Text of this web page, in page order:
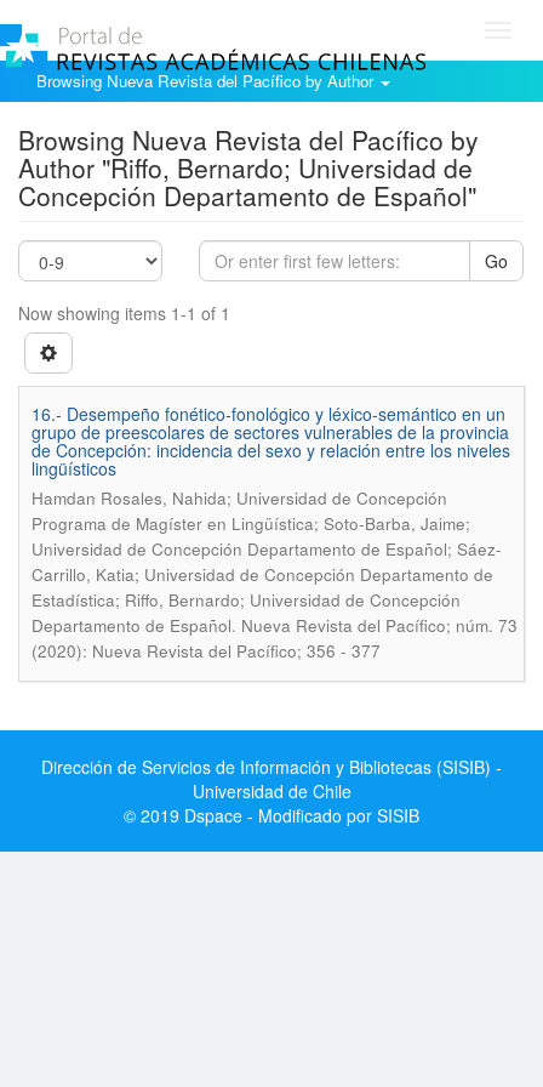
Browsing Nueva Revista del Pacífico by Author
Browsing Nueva Revista del Pacífico by
Author "Riffo, Bernardo; Universidad de
Concepción Departamento de Español"
Go
Now showing items 1-1 of 1
16.- Desempeño fonético-fonológico y léxico-semántico en un
grupo de preescolares de sectores vulnerables de la provincia
de Concepción: incidencia del sexo y relación entre los niveles
lingüísticos
Hamdan Rosales, Nahida; Universidad de Concepción
Programa de Magíster en Lingüística; Soto-Barba, Jaime;
Universidad de Concepción Departamento de Español; Sáez-
Carrillo, Katia; Universidad de Concepción Departamento de
Estadística; Riffo, Bernardo; Universidad de Concepción
Departamento de Español. Nueva Revista del Pacífico; núm. 73
(2020): Nueva Revista del Pacífico; 356 - 377
Dirección de Servicios de Información y Bibliotecas (SISIB) -
Universidad de Chile
© 2019 Dspace - Modificado por SISIB